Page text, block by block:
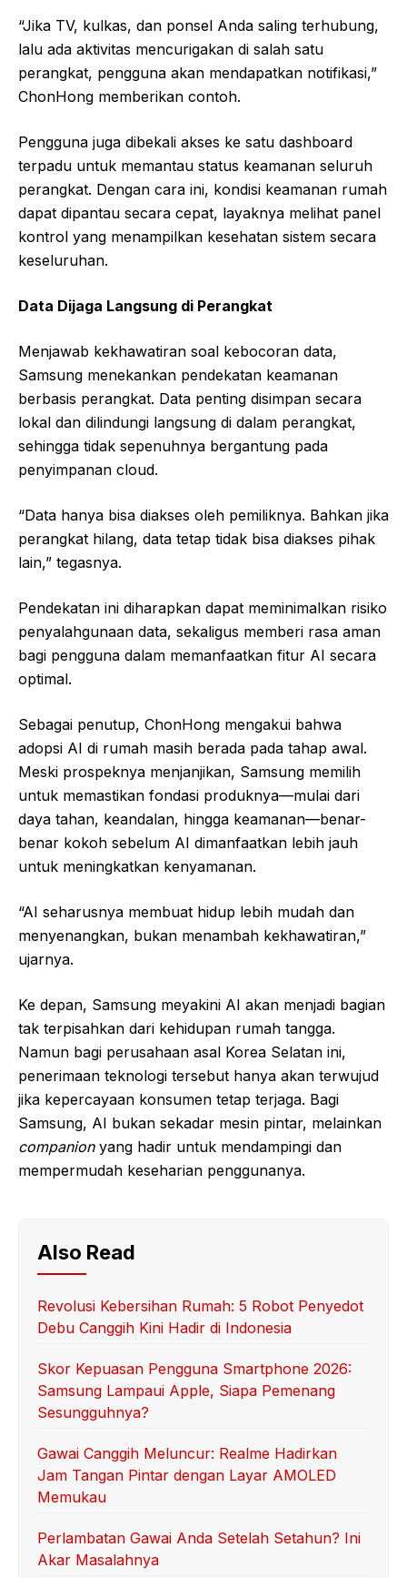
“Jika TV, kulkas, dan ponsel Anda saling terhubung,
lalu ada aktivitas mencurigakan di salah satu
perangkat, pengguna akan mendapatkan notifikasi,”
ChonHong memberikan contoh.
Pengguna juga dibekali akses ke satu dashboard
terpadu untuk memantau status keamanan seluruh
perangkat. Dengan cara ini, kondisi keamanan rumah
dapat dipantau secara cepat, layaknya melihat panel
kontrol yang menampilkan kesehatan sistem secara
keseluruhan.
Data Dijaga Langsung di Perangkat
Menjawab kekhawatiran soal kebocoran data,
Samsung menekankan pendekatan keamanan
berbasis perangkat. Data penting disimpan secara
lokal dan dilindungi langsung di dalam perangkat,
sehingga tidak sepenuhnya bergantung pada
penyimpanan cloud.
“Data hanya bisa diakses oleh pemiliknya. Bahkan jika
perangkat hilang, data tetap tidak bisa diakses pihak
lain,” tegasnya.
Pendekatan ini diharapkan dapat meminimalkan risiko
penyalahgunaan data, sekaligus memberi rasa aman
bagi pengguna dalam memanfaatkan fitur AI secara
optimal.
Sebagai penutup, ChonHong mengakui bahwa
adopsi AI di rumah masih berada pada tahap awal.
Meski prospeknya menjanjikan, Samsung memilih
untuk memastikan fondasi produknya—mulai dari
daya tahan, keandalan, hingga keamanan—benar-
benar kokoh sebelum AI dimanfaatkan lebih jauh
untuk meningkatkan kenyamanan.
“AI seharusnya membuat hidup lebih mudah dan
menyenangkan, bukan menambah kekhawatiran,”
ujarnya.
Ke depan, Samsung meyakini AI akan menjadi bagian
tak terpisahkan dari kehidupan rumah tangga.
Namun bagi perusahaan asal Korea Selatan ini,
penerimaan teknologi tersebut hanya akan terwujud
jika kepercayaan konsumen tetap terjaga. Bagi
Samsung, AI bukan sekadar mesin pintar, melainkan
companionyang hadir untuk mendampingi dan
mempermudah keseharian penggunanya.
Also Read
Revolusi Kebersihan Rumah: 5 Robot Penyedot
Debu Canggih Kini Hadir di Indonesia
Skor Kepuasan Pengguna Smartphone 2026:
Samsung Lampaui Apple, Siapa Pemenang
Sesungguhnya?
Gawai Canggih Meluncur: Realme Hadirkan
Jam Tangan Pintar dengan Layar AMOLED
Memukau
Perlambatan Gawai Anda Setelah Setahun? Ini
Akar Masalahnya